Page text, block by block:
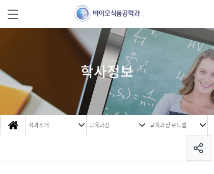
학사정보
학과소개 교육과정 교육과정 로드맵